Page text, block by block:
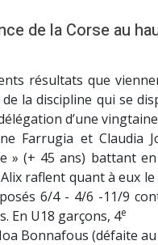
de la Corse au
résultats que
la discipline qui se
d’une
Farrugia et Claudia
» (+ 45 ans) battant
raflent quant à eux
6/4 - 4/6 -11/9
En U18 garçons, 4e
Bonnafous (défaite